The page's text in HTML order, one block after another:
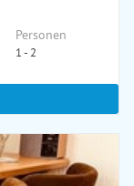
Personen
1 - 2